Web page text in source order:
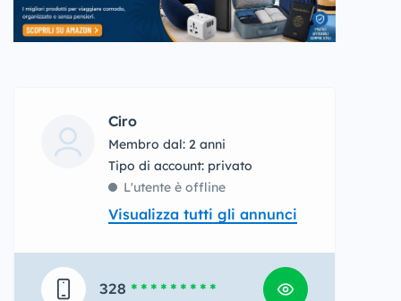
Ciro
Membro dal: 2 anni
tipo di account: privato
L'utente è offline
Visualizza tutti gli annunci
328 * * * * * * * * *